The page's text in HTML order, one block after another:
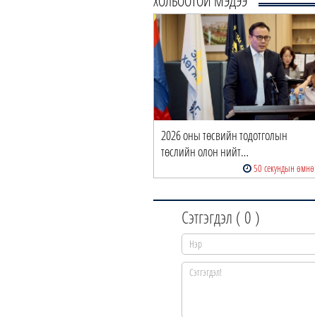
2026 оны төсвийн тодотголын
төслийн олон нийт…
50 секундын өмнө
Сэтгэгдэл ( 0 )